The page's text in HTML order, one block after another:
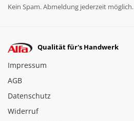
Kein Spam. Abmeldung jederzeit möglich.
Qualität für's Handwerk
Impressum
AGB
Datenschutz
Widerruf